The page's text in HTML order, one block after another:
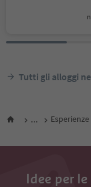
Tutti gli alloggi
...
Idee per